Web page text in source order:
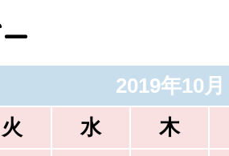
2019年10月
火 水 木